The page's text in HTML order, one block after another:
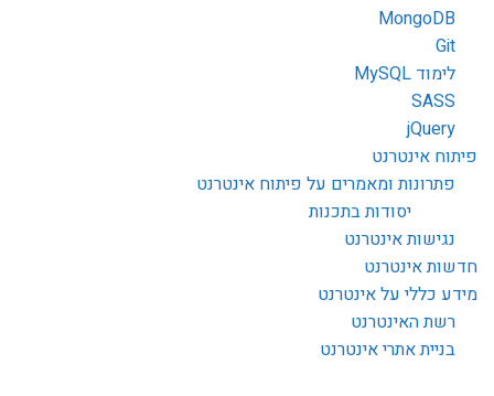
MongoDB
Git
לימוד MySQL
SASS
jQuery
פיתוח אינטרנט
פתרונות ומאמרים על פיתוח אינטרנט
יסודות בתכנות
נגישות אינטרנט
חדשות אינטרנט
מידע כללי על אינטרנט
רשת האינטרנט
בניית אתרי אינטרנט